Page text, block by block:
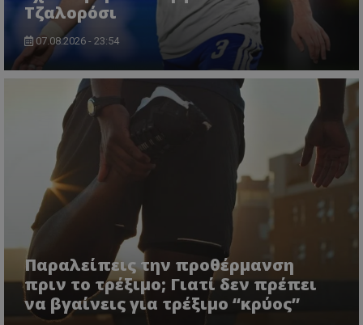
Τζαλορόσι
07.08.2026 - 23:54
Παραλείπεις την προθέρμανση
πριν το τρέξιμο; Γιατί δεν πρέπει
να βγαίνεις για τρέξιμο “κρύος”